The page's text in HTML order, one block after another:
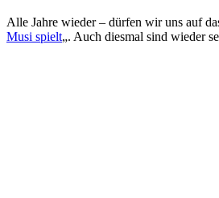
Alle Jahre wieder – dürfen wir uns auf
Musi spielt„. Auch diesmal sind wieder